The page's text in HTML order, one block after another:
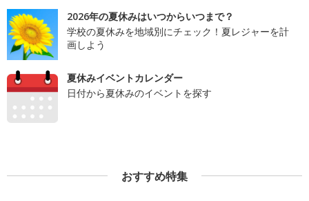
2026年の夏休みはいつからいつまで？
学校の夏休みを地域別にチェック！夏レジャーを計
画しよう
夏休みイベントカレンダー
日付から夏休みのイベントを探す
おすすめ特集